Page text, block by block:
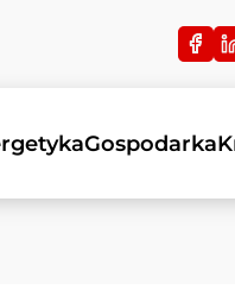
Gospodarka